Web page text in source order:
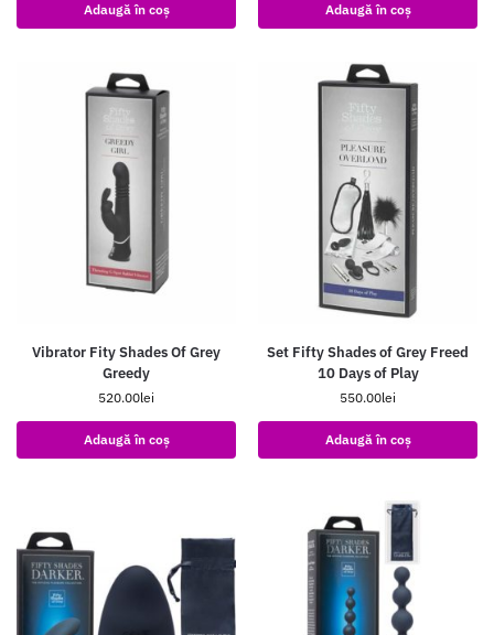
Adaugă în coș Adaugă în coș
Vibrator Fity Shades Of Grey
Greedy
520.00lei
Adaugă în coș
Set Fifty Shades of Grey Freed
10 Days of Play
550.00lei
Adaugă în coș